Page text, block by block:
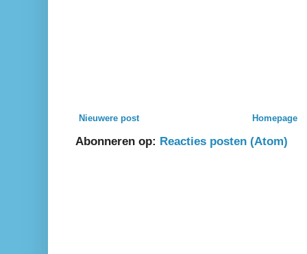
Nieuwere post Homepage
Abonneren op: Reacties posten (Atom)